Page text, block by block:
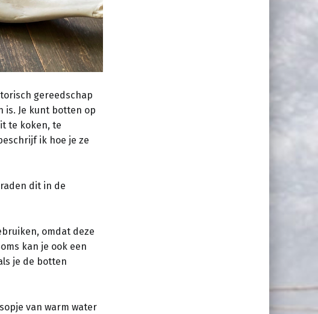
gereedschap
is. Je kunt botten op
te koken, te
ik hoe je ze
dit in de
omdat deze
kan je ook een
je de botten
van warm water